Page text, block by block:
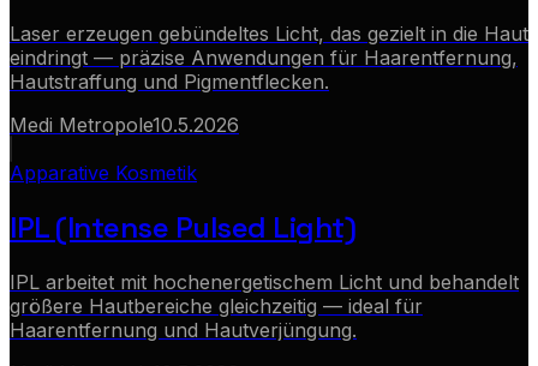
Laser erzeugen gebündeltes Licht, das gezielt in die Haut
eindringt — präzise Anwendungen für Haarentfernung,
Hautstraffung und Pigmentflecken.
Medi Metropole10.5.2026
Apparative Kosmetik
IPL (Intense Pulsed Light)
IPL arbeitet mit hochenergetischem Licht und behandelt
größere Hautbereiche gleichzeitig — ideal für
Haarentfernung und Hautverjüngung.